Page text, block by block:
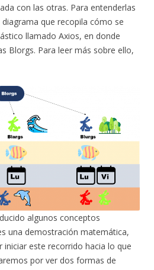
con las otras. Para entenderlas
que recopila cómo se
llamado Axios, en donde
Blorgs. Para leer más sobre ello,
algunos conceptos
una demostración matemática,
este recorrido hacia lo que
por ver dos formas de